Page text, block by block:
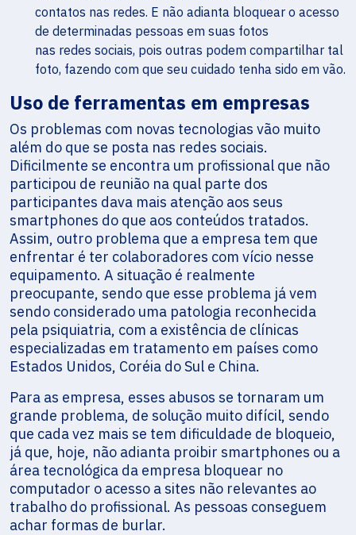
contatos nas redes. E não adianta bloquear o acesso
de determinadas pessoas em suas fotos
nas redes sociais, pois outras podem compartilhar tal
foto, fazendo com que seu cuidado tenha sido em vão.
Uso de ferramentas em empresas
Os problemas com novas tecnologias vão muito
além do que se posta nas redes sociais.
Dificilmente se encontra um profissional que não
participou de reunião na qual parte dos
participantes dava mais atenção aos seus
smartphones do que aos conteúdos tratados.
Assim, outro problema que a empresa tem que
enfrentar é ter colaboradores com vício nesse
equipamento. A situação é realmente
preocupante, sendo que esse problema já vem
sendo considerado uma patologia reconhecida
pela psiquiatria, com a existência de clínicas
especializadas em tratamento em países como
Estados Unidos, Coréia do Sul e China.
Para as empresa, esses abusos se tornaram um
grande problema, de solução muito difícil, sendo
que cada vez mais se tem dificuldade de bloqueio,
já que, hoje, não adianta proibir smartphones ou a
área tecnológica da empresa bloquear no
computador o acesso a sites não relevantes ao
trabalho do profissional. As pessoas conseguem
achar formas de burlar.